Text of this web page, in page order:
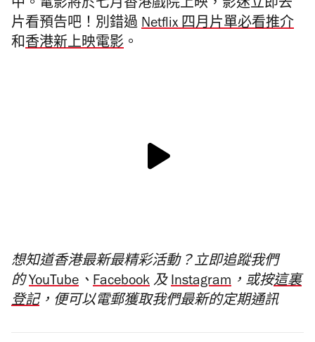
中。電影將於七月香港戲院上映，影迷立即去
片看預告吧！別錯過 Netflix 四月片單必看推介
和香港新上映電影 。
想知道香港最新最精彩活動？立即追蹤我們
的YouTube 、 Facebook 及 Instagram ，或按這裏
登記，便可以電郵獲取我們最新的定期通訊